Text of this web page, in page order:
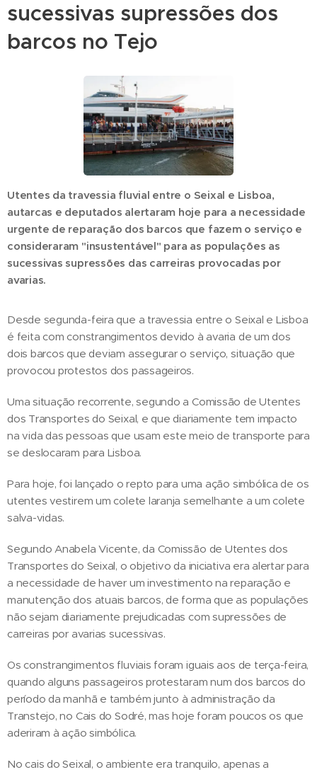
sucessivas supressões dos
barcos no Tejo
Utentes da travessia fluvial entre o Seixal e Lisboa,
autarcas e deputados alertaram hoje para a necessidade
urgente de reparação dos barcos que fazem o serviço e
consideraram "insustentável" para as populações as
sucessivas supressões das carreiras provocadas por
avarias.
Desde segunda-feira que a travessia entre o Seixal e Lisboa
é feita com constrangimentos devido à avaria de um dos
dois barcos que deviam assegurar o serviço, situação que
provocou protestos dos passageiros.
Uma situação recorrente, segundo a Comissão de Utentes
dos Transportes do Seixal, e que diariamente tem impacto
na vida das pessoas que usam este meio de transporte para
se deslocaram para Lisboa.
Para hoje, foi lançado o repto para uma ação simbólica de os
utentes vestirem um colete laranja semelhante a um colete
salva-vidas.
Segundo Anabela Vicente, da Comissão de Utentes dos
Transportes do Seixal, o objetivo da iniciativa era alertar para
a necessidade de haver um investimento na reparação e
manutenção dos atuais barcos, de forma que as populações
não sejam diariamente prejudicadas com supressões de
carreiras por avarias sucessivas.
Os constrangimentos fluviais foram iguais aos de terça-feira,
quando alguns passageiros protestaram num dos barcos do
período da manhã e também junto à administração da
Transtejo, no Cais do Sodré, mas hoje foram poucos os que
aderiram à ação simbólica.
No cais do Seixal, o ambiente era tranquilo, apenas a